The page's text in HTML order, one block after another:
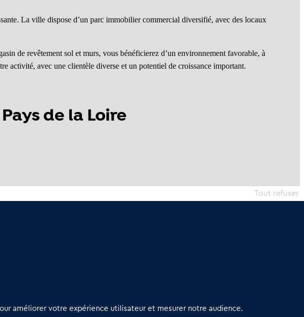
La ville dispose d’un parc immobilier commercial diversifié, avec des locaux
de revêtement sol et murs, vous bénéficierez d’un environnement favorable, à
activité, avec une clientèle diverse et un potentiel de croissance important.
de la Loire
améliorer votre expérience utilisateur et mesurer notre audience.
Tout refuser